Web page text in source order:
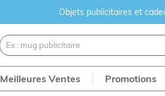
Objets publicitaires et
Meilleures Ventes Promotions